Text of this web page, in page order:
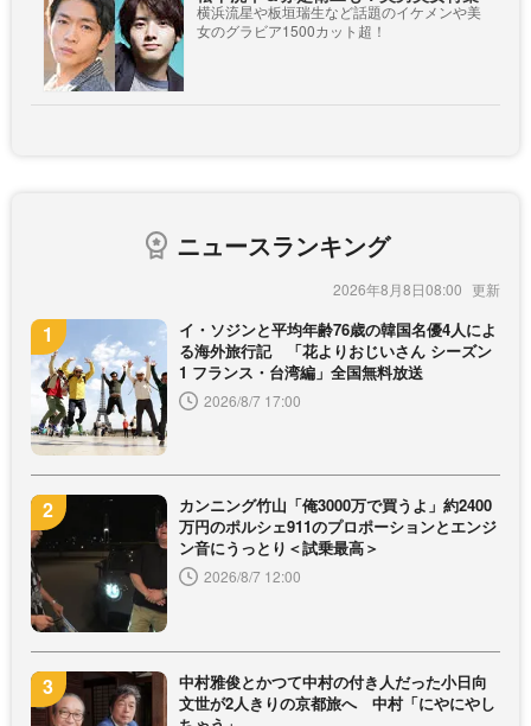
横浜流星や板垣瑞生など話題のイケメンや美
女のグラビア1500カット超！
ニュースランキング
2026年8月8日08:00
イ・ソジンと平均年齢76歳の韓国名優4人によ
る海外旅行記 「花よりおじいさん シーズン
1 フランス・台湾編」全国無料放送
2026/8/7 17:00
カンニング竹山「俺3000万で買うよ」約2400
万円のポルシェ911のプロポーションとエンジ
ン音にうっとり＜試乗最高＞
2026/8/7 12:00
中村雅俊とかつて中村の付き人だった小日向
文世が2人きりの京都旅へ 中村「にやにやし